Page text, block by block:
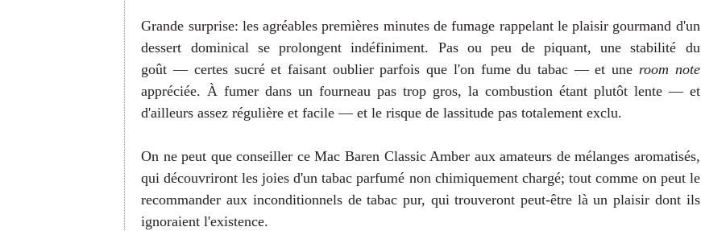
Grande surprise: les agréables premières minutes de fumage rappelant le plaisir gourmand d'un
dessert dominical se prolongent indéfiniment. Pas ou peu de piquant, une stabilité du
goût— certes sucré et faisant oublier parfois que l'on fume du tabac— et une room note
appréciée. À fumer dans un fourneau pas trop gros, la combustion étant plutôt lente— et
d'ailleurs assez régulière et facile— et le risque de lassitude pas totalement exclu.
On ne peut que conseiller ce Mac Baren Classic Amber aux amateurs de mélanges aromatisés,
qui découvriront les joies d'un tabac parfumé non chimiquement chargé; tout comme on peut le
recommander aux inconditionnels de tabac pur, qui trouveront peut-être là un plaisir dont ils
ignoraient l'existence.